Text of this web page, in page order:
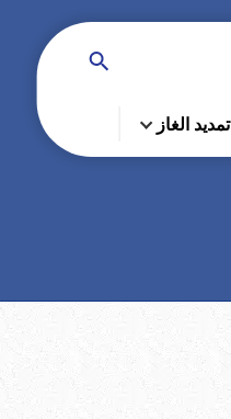
تمديد الغاز